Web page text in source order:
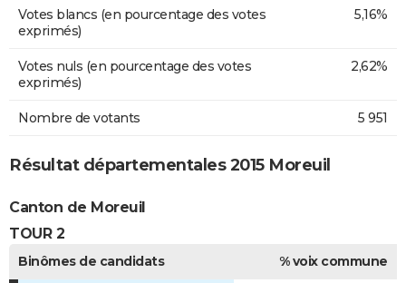
Votes blancs (en pourcentage des votes
exprimés)
5,16%
Votes nuls (en pourcentage des votes
exprimés)
2,62%
Nombre de votants 5 951
Résultat départementales 2015 Moreuil
Canton de Moreuil
TOUR 2
Binômes de candidats
% voix commune